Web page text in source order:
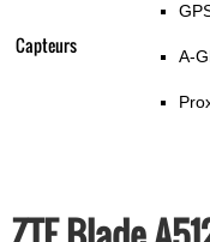
Capteurs A-